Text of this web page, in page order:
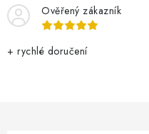
Ověřený zákazník
+ rychlé doručení